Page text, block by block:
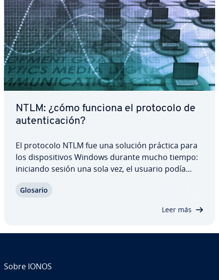
NTLM: ¿cómo funciona el protocolo de
au­te­n­ti­ca­ción?
El protocolo NTLM fue una solución práctica para
los di­s­po­si­ti­vos Windows durante mucho tiempo:
iniciando sesión una sola vez, el usuario podía
ac­tua­l­me­n­te este método de au­te­n­ti­ca­ción se
Glosario
Leer más
Sobre IONOS